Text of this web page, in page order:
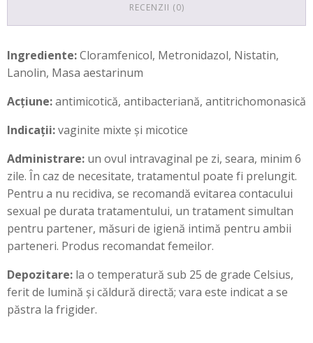
RECENZII (0)
Ingrediente:Cloramfenicol, Metronidazol, Nistatin,
Lanolin, Masa aestarinum
Acțiune:antimicotică, antibacteriană, antitrichomonasică
Indicații:vaginite mixte și micotice
Administrare: un ovul intravaginal pe zi, seara, minim 6
zile. În caz de necesitate, tratamentul poate fi prelungit.
Pentru a nu recidiva, se recomandă evitarea contacului
sexual pe durata tratamentului, un tratament simultan
pentru partener, măsuri de igienă intimă pentru ambii
parteneri. Produs recomandat femeilor.
Depozitare: la o temperatură sub 25 de grade Celsius,
ferit de lumină şi căldură directă; vara este indicat a se
păstra la frigider.